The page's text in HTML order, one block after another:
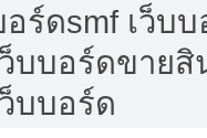
อร์ดsmf เว็บ
ว็บบอร์ดขาย
ว็บบอร์ด